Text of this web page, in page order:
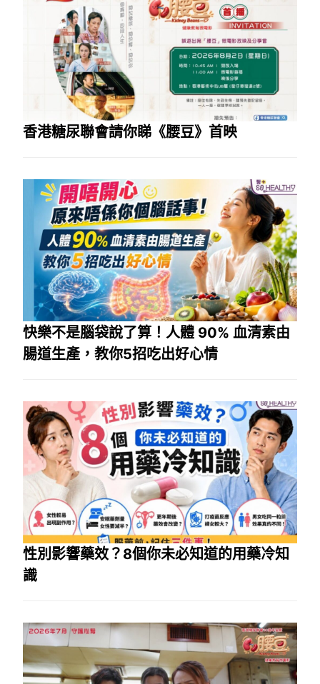
香港糖尿聯會請你睇《腰豆》首映
快樂不是腦袋說了算！人體 90% 血清素由
腸道生產，教你5招吃出好心情
性別影響藥效？8個你未必知道的用藥冷知
識